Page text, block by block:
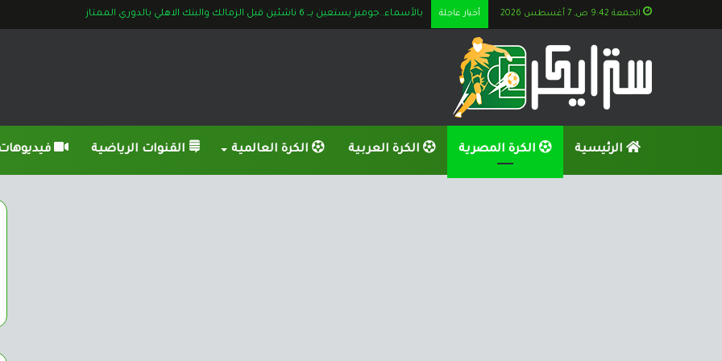
الجمعة 9:42 ص, 7 أغسطس 2026 أخبار عاجلة بالأسماء..جوميز يستعين بــ 6 ناشئين قبل الزمالك والبنك الاهلي بالدوري الممتاز
الرئيسية الكرة المصرية الكرة العربية الكرة العالمية القنوات الرياضية